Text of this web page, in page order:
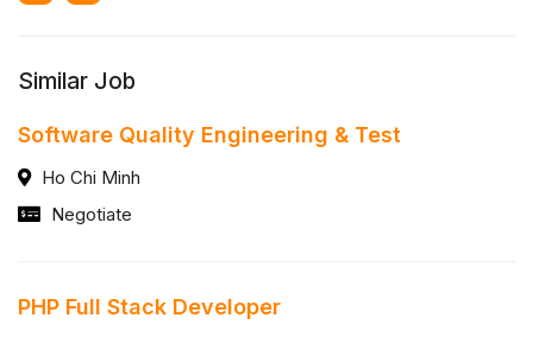
Similar Job
Software Quality Engineering & Test
Ho Chi Minh
Negotiate
PHP Full Stack Developer